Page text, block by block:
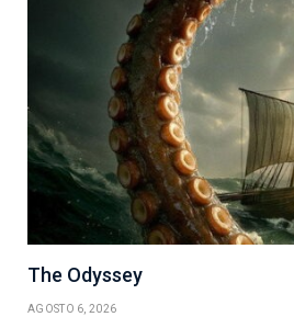
The Odyssey
AGOSTO 6, 2026